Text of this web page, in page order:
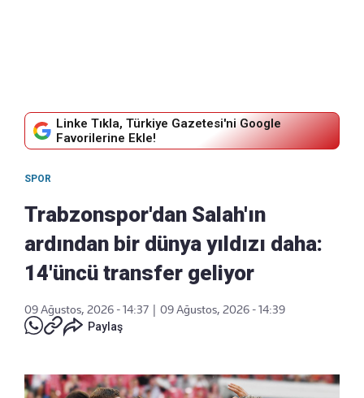
Linke Tıkla, Türkiye Gazetesi'ni Google
Favorilerine Ekle!
SPOR
Trabzonspor'dan Salah'ın
ardından bir dünya yıldızı daha:
14'üncü transfer geliyor
09 Ağustos, 2026 - 14:37
09 Ağustos, 2026 - 14:39
Paylaş